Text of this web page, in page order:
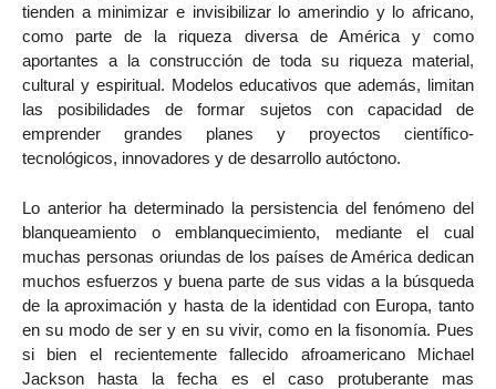
tienden a minimizar e invisibilizar lo amerindio y lo africano,
como parte de la riqueza diversa de América y como
aportantes a la construcción de toda su riqueza material,
cultural y espiritual. Modelos educativos que además, limitan
las posibilidades de formar sujetos con capacidad de
emprender grandes planes y proyectos científico-
tecnológicos, innovadores y de desarrollo autóctono.
Lo anterior ha determinado la persistencia del fenómeno del
blanqueamiento o emblanquecimiento, mediante el cual
muchas personas oriundas de los países de América dedican
muchos esfuerzos y buena parte de sus vidas a la búsqueda
de la aproximación y hasta de la identidad con Europa, tanto
en su modo de ser y en su vivir, como en la fisonomía. Pues
si bien el recientemente fallecido afroamericano Michael
Jackson hasta la fecha es el caso protuberante mas